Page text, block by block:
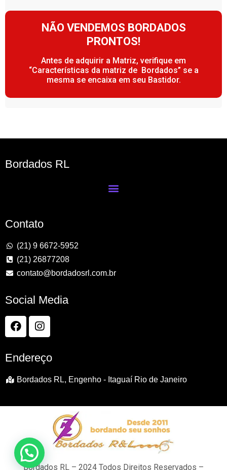
NÃO VENDEMOS BORDADOS
PRONTOS!
Antes de adquirir a Matriz, verifique em
“Características da matriz de Bordados” se a
mesma se encaixa em seu Bastidor.
Bordados RL
Contato
(21) 9 6672-5952
(21) 26877208
contato@bordadosrl.com.br
Social Media
Endereço
Bordados RL, Engenho - Itaguaí Rio de Janeiro
Bordados RL – 2024 Todos Direitos Reservados –